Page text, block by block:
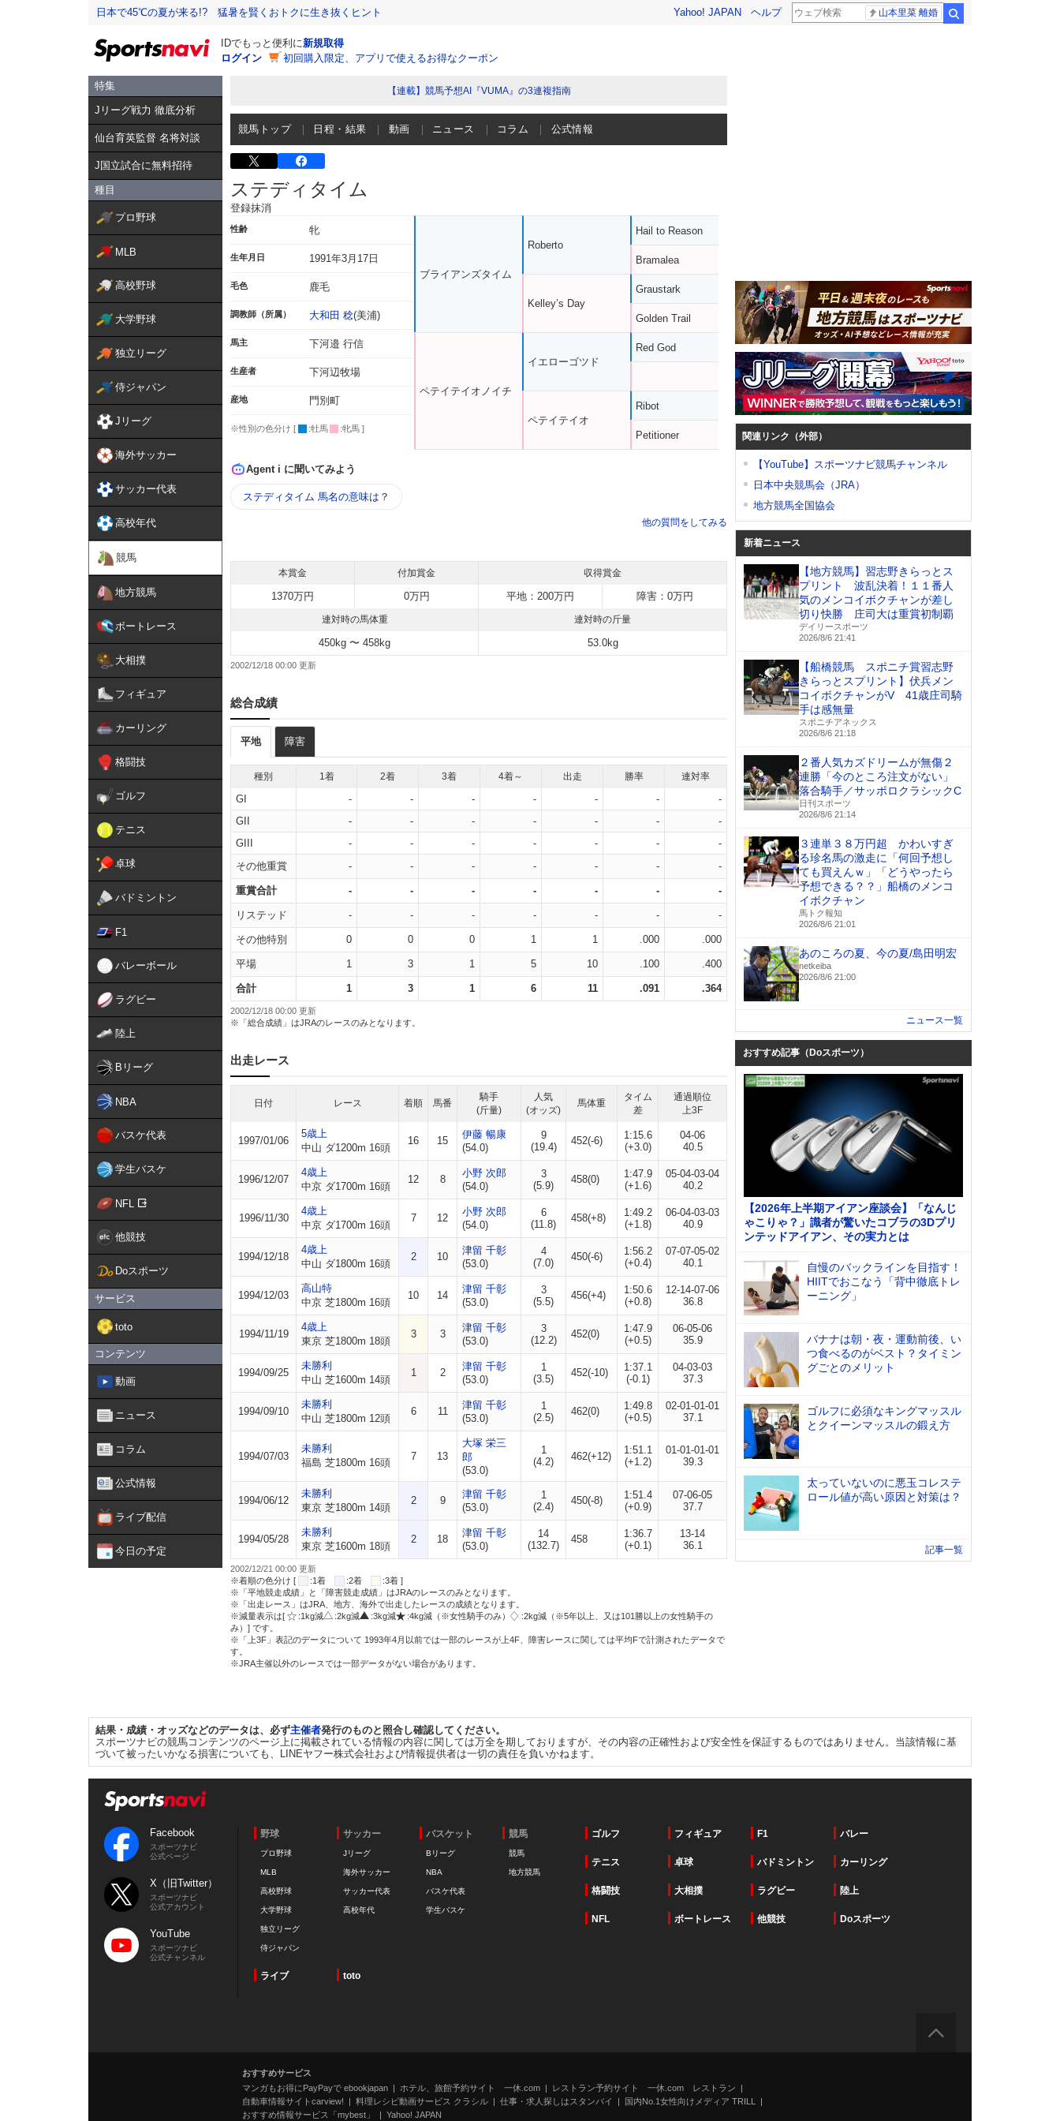
日本で45℃の夏が来る!? 猛暑を賢くおトクに生き抜くヒント Yahoo! JAPAN ヘルプ 山本里菜 離婚
IDでもっと便利に新規取得
ログイン
初回購入限定、アプリで使えるお得なクーポン
特集
Jリーグ戦力 徹底分析
仙台育英監督 名将対談
J国立試合に無料招待
種目
プロ野球
MLB
高校野球
大学野球
独立リーグ
侍ジャパン
Jリーグ
海外サッカー
サッカー代表
高校年代
競馬
地方競馬
ボートレース
大相撲
フィギュア
カーリング
格闘技
ゴルフ
テニス
卓球
バドミントン
F1
バレーボール
ラグビー
陸上
Bリーグ
NBA
バスケ代表
学生バスケ
NFL
他競技
Doスポーツ
サービス
toto
コンテンツ
動画
ニュース
コラム
公式情報
ライブ配信
今日の予定
【連載】競馬予想AI『VUMA』の3連複指南
競馬トップ 日程・結果 動画 ニュース コラム 公式情報
ステディタイム
登録抹消
性齢 牝
生年月日 1991年3月17日
毛色 鹿毛
調教師（所属） 大和田 稔(美浦)
馬主 下河邉 行信
生産者 下河辺牧場
産地 門別町
※性別の色分け [ :牡馬 :牝馬 ]
ブライアンズタイム
ペテイテイオノイチ
Roberto
Kelley’s Day
イエローゴツド
ペテイテイオ
Hail to Reason
Bramalea
Graustark
Golden Trail
Red God
Ribot
Petitioner
Agent i に聞いてみよう
ステディタイム 馬名の意味は？
他の質問をしてみる
本賞金 付加賞金 収得賞金
1370万円 0万円 平地：200万円 障害：0万円
連対時の馬体重 連対時の斤量
450kg 〜 458kg 53.0kg
2002/12/18 00:00
総合成績
平地 障害
種別 1着 2着 3着 4着～ 出走 勝率 連対率
GI - - - - - -
-
GII
- - - - - -
-
GIII
- - - - - -
-
その他重賞
- - - - - - -
重賞合計 - - - - - - -
リステッド - - - - - - -
その他特別 0 0 0 1 1 .000 .000
平場 1 3 1 5 10 .100 .400
合計 1 3 1 6 11 .091 .364
2002/12/18 00:00 更新
※「総合成績」はJRAのレースのみとなります。
出走レース
日付 レース 着順 馬番
騎手
(斤量)
人気
(オッズ)
馬体重
タイム
差
通過順位
上3F
1997/01/06
5歳上
中山 ダ1200m 16頭
16 15
伊藤 暢康
(54.0)
9
(19.4)
452(-6)
1:15.6
(+3.0)
04-06
40.5
1996/12/07
4歳上
中京 ダ1700m 16頭
12 8
小野 次郎
(54.0)
3
(5.9)
458(0)
1:47.9
(+1.6)
05-04-03-04
40.2
1996/11/30
4歳上
中京 ダ1700m 16頭
7 12
小野 次郎
(54.0)
6
(11.8)
458(+8)
1:49.2
(+1.8)
06-04-03-03
40.9
1994/12/18
4歳上
中山 ダ1800m 16頭
2 10
津留 千彰
(53.0)
4
(7.0)
450(-6)
1:56.2
(+0.4)
07-07-05-02
40.1
1994/12/03
高山特
中京 芝1800m 16頭
10 14
津留 千彰
(53.0)
3
(5.5)
456(+4)
1:50.6
(+0.8)
12-14-07-06
36.8
1994/11/19
4歳上
東京 芝1800m 18頭
3 3
津留 千彰
(53.0)
3
(12.2)
452(0)
1:47.9
(+0.5)
06-05-06
35.9
1994/09/25
未勝利
中山 芝1600m 14頭
1 2
津留 千彰
(53.0)
1
(3.5)
452(-10)
1:37.1
(-0.1)
04-03-03
37.3
1994/09/10
未勝利
中山 芝1800m 12頭
6 11
津留 千彰
(53.0)
1
(2.5)
462(0)
1:49.8
(+0.5)
02-01-01-01
37.1
1994/07/03
未勝利
福島 芝1800m 16頭
7 13
大塚 栄三
郎
(53.0)
1
(4.2)
462(+12)
1:51.1
(+1.2)
01-01-01-01
39.3
1994/06/12
未勝利
東京 芝1800m 14頭
2 9
津留 千彰
(53.0)
1
(2.4)
450(-8)
1:51.4
(+0.9)
07-06-05
37.7
1994/05/28
未勝利
東京 芝1600m 18頭
2 18
津留 千彰
(53.0)
14
(132.7)
458
1:36.7
(+0.1)
13-14
36.1
2002/12/21 00:00 更新
※着順の色分け [
:1着 :2着
:3着 ]
※「平地競走成績」と「障害競走成績」はJRAのレースのみとなります。
※「出走レース」はJRA、地方、海外で出走したレースの成績となります。
※減量表示は[
:1kg減 :2kg減 :3kg減 :4kg減（※女性騎手のみ）
:2kg減（※5年以上、又は101勝以上の女性騎手の
み）] です。
※「上3F」表記のデータについて 1993年4月以前では一部のレースが上4F、障害レースに関しては平均Fで計測されたデータで
す。
※JRA主催以外のレースでは一部データがない場合があります。
関連リンク（外部）
【YouTube】スポーツナビ競馬チャンネル
日本中央競馬会（JRA）
地方競馬全国協会
新着ニュース
【地方競馬】習志野きらっとス
プリント 波乱決着！１１番人
気のメンコイボクチャンが差し
切り快勝 庄司大は重賞初制覇
デイリースポーツ
2026/8/6 21:41
【船橋競馬 スポニチ賞習志野
きらっとスプリント】伏兵メン
コイボクチャンがV 41歳庄司騎
手は感無量
スポニチアネックス
2026/8/6 21:18
２番人気カズドリームが無傷２
連勝「今のところ注文がない」
落合騎手／サッポロクラシックC
日刊スポーツ
2026/8/6 21:14
３連単３８万円超 かわいすぎ
る珍名馬の激走に「何回予想し
ても買えんｗ」「どうやったら
予想できる？？」船橋のメンコ
イボクチャン
馬トク報知
2026/8/6 21:01
あのころの夏、今の夏/島田明宏
netkeiba
2026/8/6 21:00
ニュース一覧
おすすめ記事（Doスポーツ）
【2026年上半期アイアン座談会】「なんじ
ゃこりゃ？」識者が驚いたコブラの3Dプリ
ンテッドアイアン、その実力とは
自慢のバックラインを目指す！
HIITでおこなう「背中徹底トレ
ーニング」
バナナは朝・夜・運動前後、い
つ食べるのがベスト？タイミン
グごとのメリット
ゴルフに必須なキングマッスル
とクイーンマッスルの鍛え方
太っていないのに悪玉コレステ
ロール値が高い原因と対策は？
記事一覧
結果・成績・オッズなどのデータは、必ず主催者発行のものと照合し確認してください。
スポーツナビの競馬コンテンツのページ上に掲載されている情報の内容に関しては万全を期しておりますが、その内容の正確性および安全性を保証するものではありません。当該情報に基
づいて被ったいかなる損害についても、LINEヤフー株式会社および情報提供者は一切の責任を負いかねます。
Facebook
スポーツナビ
公式ページ
X（旧Twitter）
スポーツナビ
公式アカウント
YouTube
スポーツナビ
公式チャンネル
野球
プロ野球
MLB
高校野球
大学野球
独立リーグ
侍ジャパン
サッカー
Jリーグ
海外サッカー
サッカー代表
高校年代
バスケット
Bリーグ
NBA
バスケ代表
学生バスケ
競馬
競馬
地方競馬
ゴルフ フィギュア F1 バレー
テニス 卓球 バドミントン カーリング
格闘技 大相撲 ラグビー 陸上
NFL ボートレース 他競技 Doスポーツ
ライブ toto
おすすめサービス
マンガもお得にPayPayで ebookjapan
ホテル、旅館予約サイト 一休.com
レストラン予約サイト 一休.com レストラン
自動車情報サイトcarview!
料理レシピ動画サービス クラシル 仕事・求人探しはスタンバイ
国内No.1女性向けメディア TRILL
おすすめ情報サービス「mybest」
Yahoo! JAPAN